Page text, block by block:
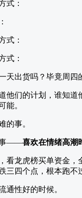
天出货吗？毕竟周四
他们的计划，谁知
能。
的事。
事——喜欢在情绪高潮
看龙虎榜买单资金
三四个点，根本跑不
通性好的时候。